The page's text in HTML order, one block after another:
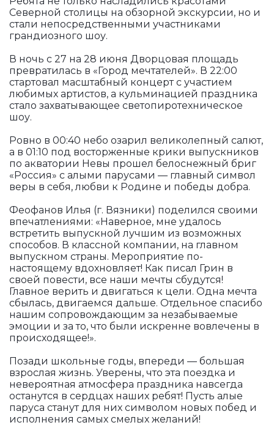
Северной столицы на обзорной экскурсии, но и
стали непосредственными участниками
грандиозного шоу.
В ночь с 27 на 28 июня Дворцовая площадь
превратилась в «Город мечтателей». В 22:00
стартовал масштабный концерт с участием
любимых артистов, а кульминацией праздника
стало захватывающее светопиротехническое
шоу.
Ровно в 00:40 небо озарил великолепный салют,
а в 01:10 под восторженные крики выпускников
по акватории Невы прошел белоснежный бриг
«Россия» с алыми парусами — главный символ
веры в себя, любви к Родине и победы добра.
Феофанов Илья (г. Вязники) поделился своими
впечатлениями: «Наверное, мне удалось
встретить выпускной лучшим из возможных
способов. В классной компании, на главном
выпускном страны. Мероприятие по-
настоящему вдохновляет! Как писал Грин в
своей повести, все наши мечты сбудутся!
Главное верить и двигаться к цели. Одна мечта
сбылась, двигаемся дальше. Отдельное спасибо
нашим сопровождающим за незабываемые
эмоции и за то, что были искренне вовлечены в
происходящее!».
Позади школьные годы, впереди — большая
взрослая жизнь. Уверены, что эта поездка и
невероятная атмосфера праздника навсегда
останутся в сердцах наших ребят! Пусть алые
паруса станут для них символом новых побед и
исполнения самых смелых желаний!